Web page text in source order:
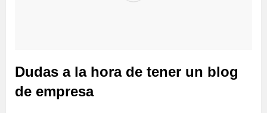
Dudas a la hora de tener un blog
de empresa